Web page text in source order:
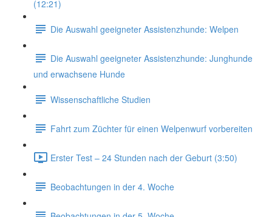
(12:21)
Die Auswahl geeigneter Assistenzhunde: Welpen
Die Auswahl geeigneter Assistenzhunde: Junghunde
und erwachsene Hunde
Wissenschaftliche Studien
Fahrt zum Züchter für einen Welpenwurf vorbereiten
Erster Test – 24 Stunden nach der Geburt (3:50)
Beobachtungen in der 4. Woche